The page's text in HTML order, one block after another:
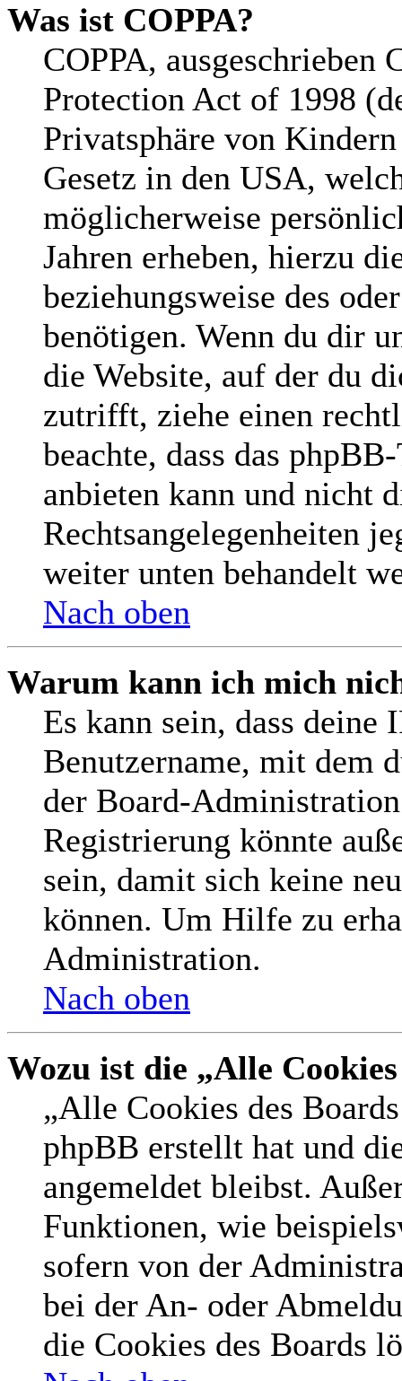
Was ist COPPA?
COPPA,
Protection Act of 1998
Privatsphäre von
Gesetz in den USA,
möglicherweise
Jahren erheben, hierzu
beziehungsweise des
benötigen. Wenn du dir
die Website, auf der du
zutrifft, ziehe einen
beachte, dass das
anbieten kann und nicht
Rechtsangelegenheiten
weiter unten behandelt
Nach oben
Warum kann ich mich
Es kann sein, dass deine
Benutzername, mit dem
der Board-
Registrierung könnte
sein, damit sich keine
können. Um Hilfe zu
Administration.
Nach oben
Wozu ist die „Alle
„Alle Cookies des
phpBB erstellt hat und
angemeldet bleibst.
Funktionen, wie
sofern von der
bei der An- oder
die Cookies des Boards